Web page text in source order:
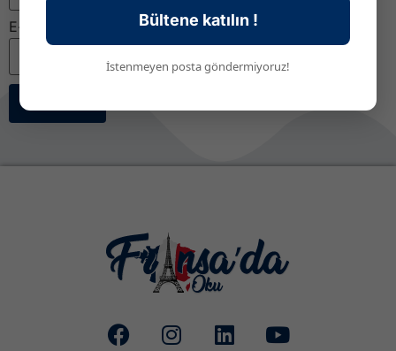
E-posta Bültene katılın !
İstenmeyen posta göndermiyoruz!